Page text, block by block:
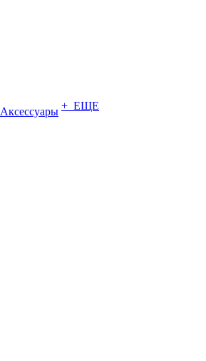
Аксессуары + ЕЩЕ